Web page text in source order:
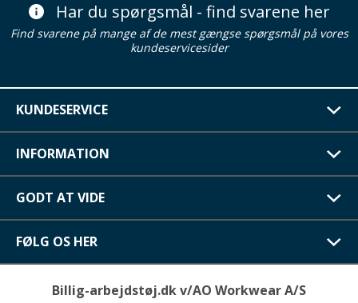
Har du spørgsmål - find svarene her
Find svarene på mange af de mest gængse spørgsmål på vores
kundeservicesider
KUNDESERVICE
INFORMATION
GODT AT VIDE
FØLG OS HER
Billig-arbejdstøj.dk v/AO Workwear A/S